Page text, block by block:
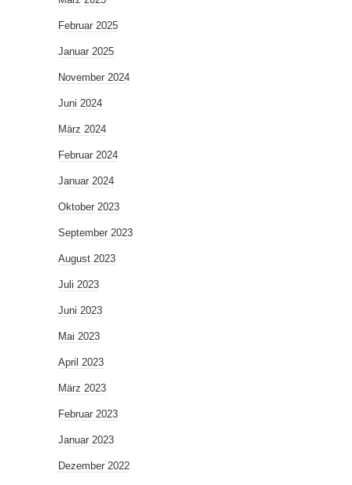
Februar 2025
Januar 2025
November 2024
Juni 2024
März 2024
Februar 2024
Januar 2024
Oktober 2023
September 2023
August 2023
Juli 2023
Juni 2023
Mai 2023
April 2023
März 2023
Februar 2023
Januar 2023
Dezember 2022